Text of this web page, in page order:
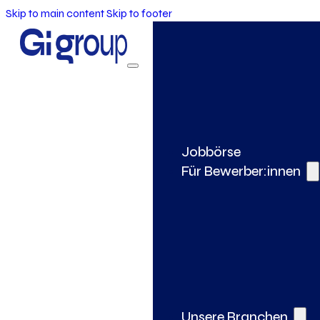
Skip to main contentSkip to footer
Jobbörse
Für Bewerber:innen